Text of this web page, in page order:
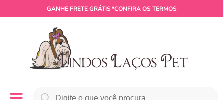
GANHE FRETE GRÁTIS *CONFIRA OS TERMOS